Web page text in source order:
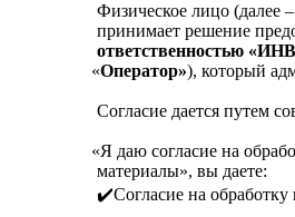
Физическое лицо (далее –
принимает решение
ответственностью
«Оператор»), который
Согласие дается путем
«Я даю согласие на
материалы», вы даете:
✔️Согласие на